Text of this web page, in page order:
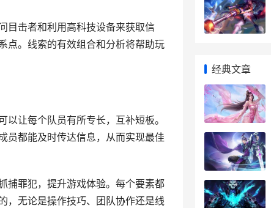
目击者和利用高科技设备来获取信
点。线索的有效组合和分析将帮助玩
让每个队员有所专长，互补短板。
员都能及时传达信息，从而实现最佳
捕罪犯，提升游戏体验。每个要素都
，无论是操作技巧、团队协作还是线
经典文章